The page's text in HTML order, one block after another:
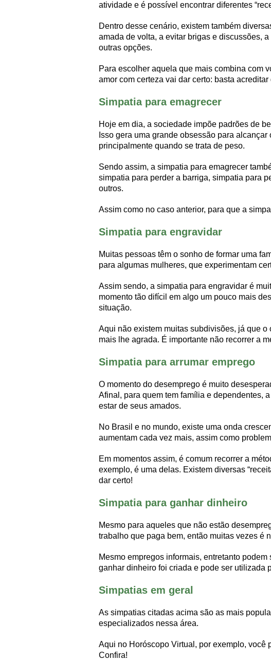
atividade e é possível encontrar diferentes
Dentro desse cenário, existem também
amada de volta, a evitar brigas e discussões,
outras opções.
Para escolher aquela que mais combina com
amor com certeza vai dar certo: basta
Simpatia para emagrecer
Hoje em dia, a sociedade impõe padrões de
Isso gera uma grande obsessão para
principalmente quando se trata de peso.
Sendo assim, a simpatia para emagrecer
simpatia para perder a barriga, simpatia para
outros.
Assim como no caso anterior, para que a
Simpatia para engravidar
Muitas pessoas têm o sonho de formar uma
para algumas mulheres, que experimentam
Assim sendo, a simpatia para engravidar é
momento tão difícil em algo um pouco mais
situação.
Aqui não existem muitas subdivisões, já que
mais lhe agrada. É importante não recorrer a
Simpatia para arrumar emprego
O momento do desemprego é muito
Afinal, para quem tem família e dependentes,
estar de seus amados.
No Brasil e no mundo, existe uma onda
aumentam cada vez mais, assim como
Em momentos assim, é comum recorrer a
exemplo, é uma delas. Existem diversas
dar certo!
Simpatia para ganhar dinheiro
Mesmo para aqueles que não estão
trabalho que paga bem, então muitas vezes é
Mesmo empregos informais, entretanto
ganhar dinheiro foi criada e pode ser utilizada
Simpatias em geral
As simpatias citadas acima são as mais
especializados nessa área.
Aqui no Horóscopo Virtual, por exemplo,
Confira!